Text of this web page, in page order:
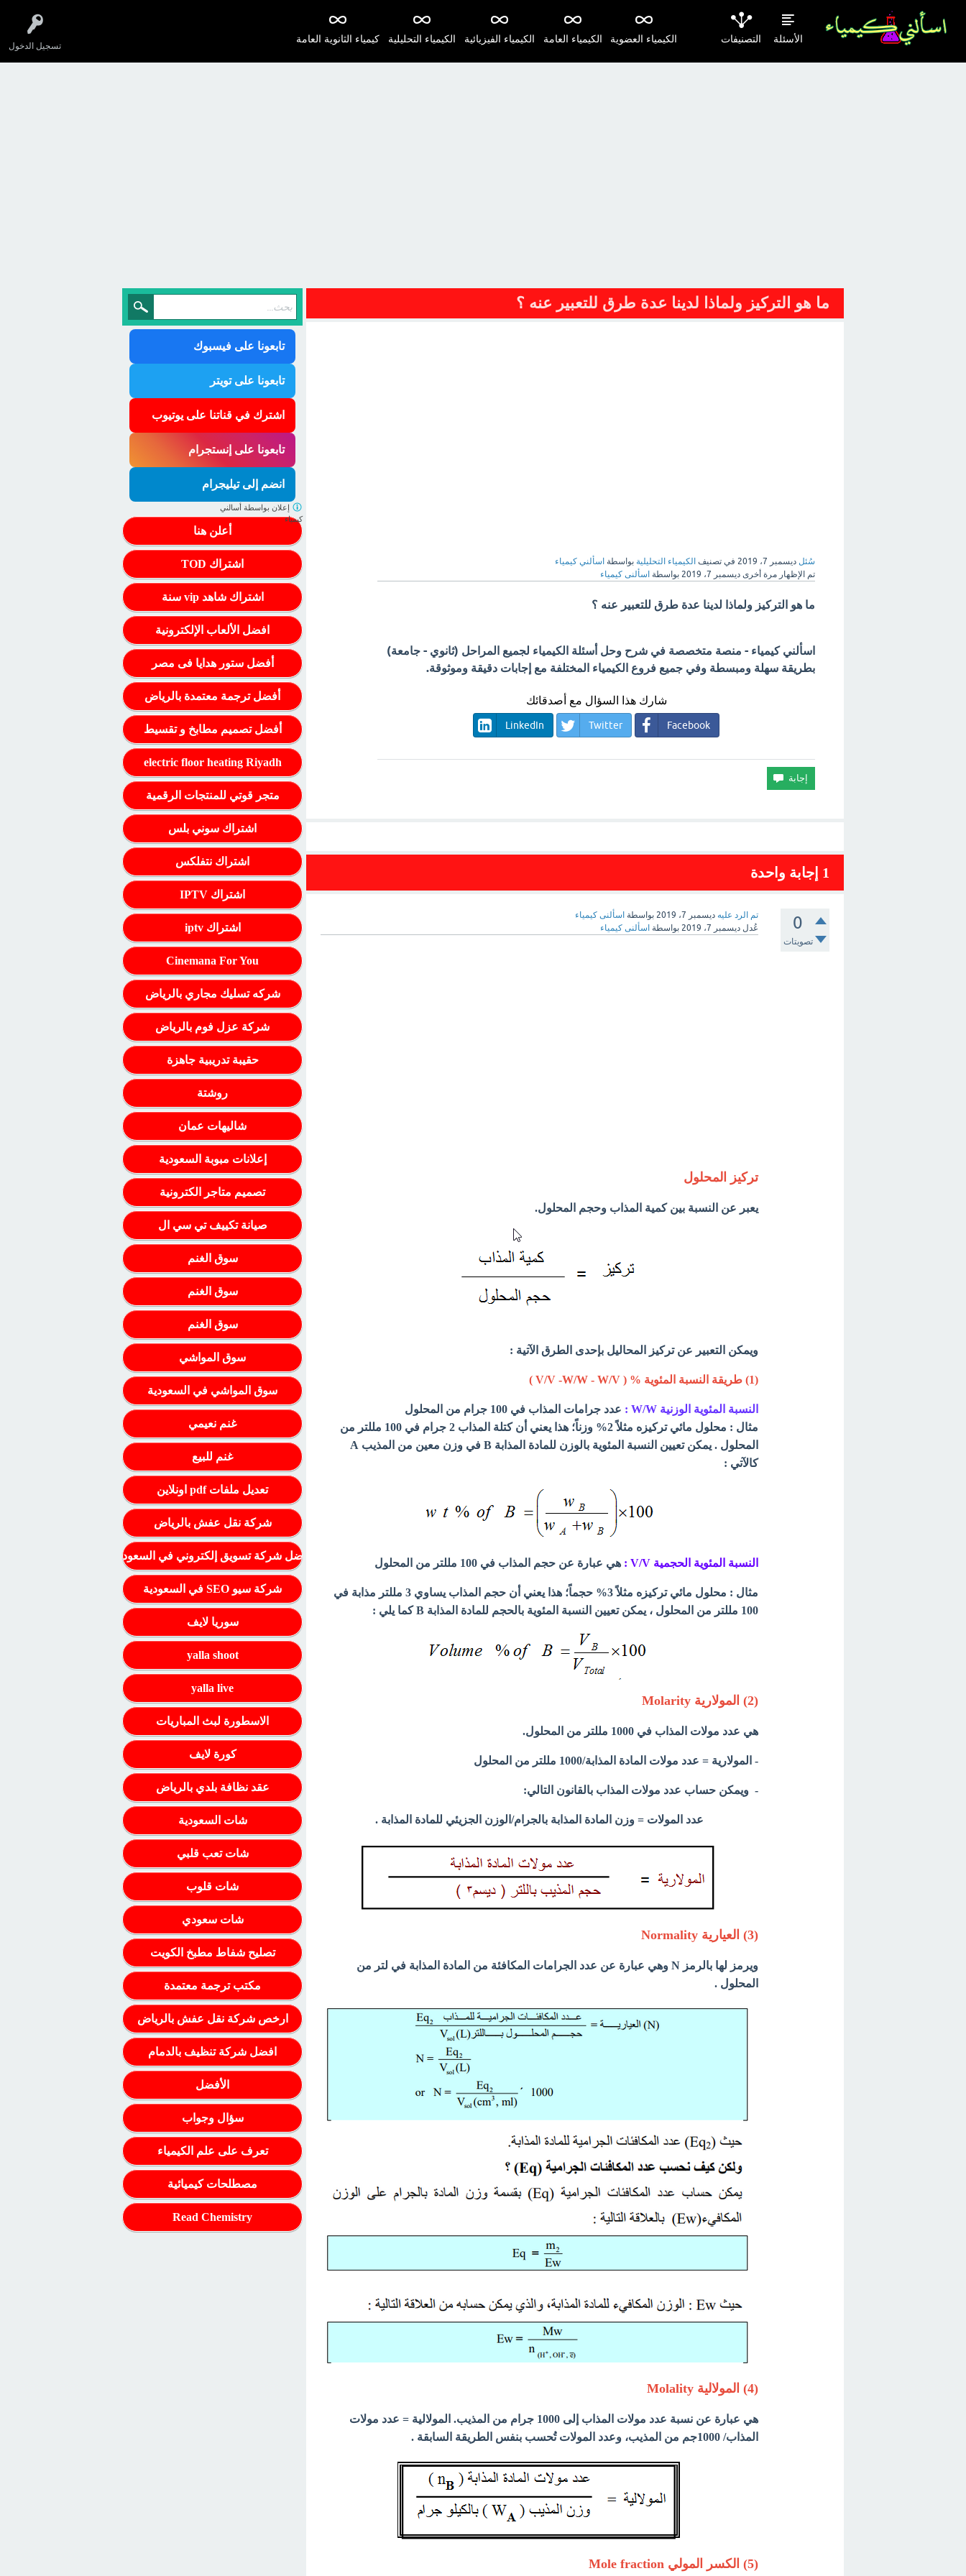
تسجيل الدخول
الأسئلة التصنيفات كيمياء الثانوية العامة الكيمياء التحليلية الكيمياء الفيزيائية الكيمياء العامة الكيمياء العضوية
ما هو التركيز ولماذا لدينا عدة طرق للتعبير عنه ؟
سُئل ديسمبر 7، 2019 في تصنيف الكيمياء التحليلية بواسطة اسألني كيمياء
تم الإظهار مرة أخرى ديسمبر 7، 2019 بواسطة اسألنى كيمياء
ما هو التركيز ولماذا لدينا عدة طرق للتعبير عنه ؟
اسألني كيمياء - منصة متخصصة في شرح وحل أسئلة الكيمياء لجميع المراحل (ثانوي - جامعة)
بطريقة سهلة ومبسطة وفي جميع فروع الكيمياء المختلفة مع إجابات دقيقة وموثوقة.
شارك هذا السؤال مع أصدقائك
Facebook
Twitter
LinkedIn
1 إجابة واحدة
0
تصويتات
تم الرد عليه ديسمبر 7، 2019 بواسطة اسألنى كيمياء
عُدل ديسمبر 7، 2019 بواسطة اسألنى كيمياء
تركيز المحلول
يعبر عن النسبة بين كمية المذاب وحجم المحلول.
ويمكن التعبير عن تركيز المحاليل بإحدى الطرق الآتية :
(1) طريقة النسبة المئوية % ( V/V -W/W - W/V )
النسبة المئوية الوزنية W/W :
عدد جرامات المذاب في 100 جرام من المحلول
مثال : محلول مائي تركيزه مثلاً 2% وزناً؛ هذا يعني أن كتلة المذاب 2 جرام في 100 مللتر من
المحلول . يمكن تعيين النسبة المئوية بالوزن للمادة المذابة B في وزن معين من المذيب A
كالآتي :
النسبة المئوية الحجمية V/V : هي عبارة عن حجم المذاب في 100 مللتر من المحلول
مثال : محلول مائي تركيزه مثلاً 3% حجماً؛ هذا يعني أن حجم المذاب يساوي 3 مللتر مذابة في
100 مللتر من المحلول ، يمكن تعيين النسبة المئوية بالحجم للمادة المذابة B كما يلي :
(2) المولارية Molarity
هي عدد مولات المذاب في 1000 مللتر من المحلول.
- المولارية = عدد مولات المادة المذابة/1000 مللتر من المحلول
- ويمكن حساب عدد مولات المذاب بالقانون التالي:
عدد المولات = وزن المادة المذابة بالجرام/الوزن الجزيئي للمادة المذابة .
(3) العيارية Normality
ويرمز لها بالرمز N وهي عبارة عن عدد الجرامات المكافئة من المادة المذابة في لتر من
المحلول .
(4) المولالية Molality
هي عبارة عن نسبة عدد مولات المذاب إلى 1000 جرام من المذيب. المولالية = عدد مولات
المذاب/ 1000جم من المذيب، وعدد المولات تُحسب بنفس الطريقة السابقة .
(5) الكسر المولي Mole fraction
تابعونا على فيسبوك
تابعونا على تويتر
اشترك في قناتنا على يوتيوب
تابعونا على إنستجرام
انضم إلى تيليجرام
أعلن هنا
اشتراك TOD
اشتراك شاهد vip سنة
افضل الألعاب الإلكترونية
أفضل ستور هدايا فى مصر
أفضل ترجمة معتمدة بالرياض
أفضل تصميم مطابخ و تقسيط
electric floor heating Riyadh
متجر قوتي للمنتجات الرقمية
اشتراك سوني بلس
اشتراك نتفلكس
اشتراك IPTV
اشتراك iptv
Cinemana For You
شركه تسليك مجاري بالرياض
شركة عزل فوم بالرياض
حقيبة تدريبية جاهزة
روشتة
شاليهات عمان
إعلانات مبوبة السعودية
تصميم متاجر الكترونية
صيانة تكييف تي سي ال
سوق الغنم
سوق الغنم
سوق الغنم
سوق المواشي
سوق المواشي في السعودية
غنم نعيمي
غنم للبيع
تعديل ملفات pdf اونلاين
شركة نقل عفش بالرياض
أفضل شركة تسويق إلكتروني في السعودية
شركة سيو SEO في السعودية
سوريا لايف
yalla shoot
yalla live
الاسطورة لبث المباريات
كورة لايف
عقد نظافة بلدي بالرياض
شات السعودية
شات تعب قلبي
شات قلوب
شات سعودي
تصليح شفاط مطبخ الكويت
مكتب ترجمة معتمدة
ارخص شركة نقل عفش بالرياض
افضل شركة تنظيف بالدمام
الأفضل
سؤال وجواب
تعرف على علم الكيمياء
مصطلحات كيميائية
Read Chemistry
إعلان بواسطة أسالني
كيمياء